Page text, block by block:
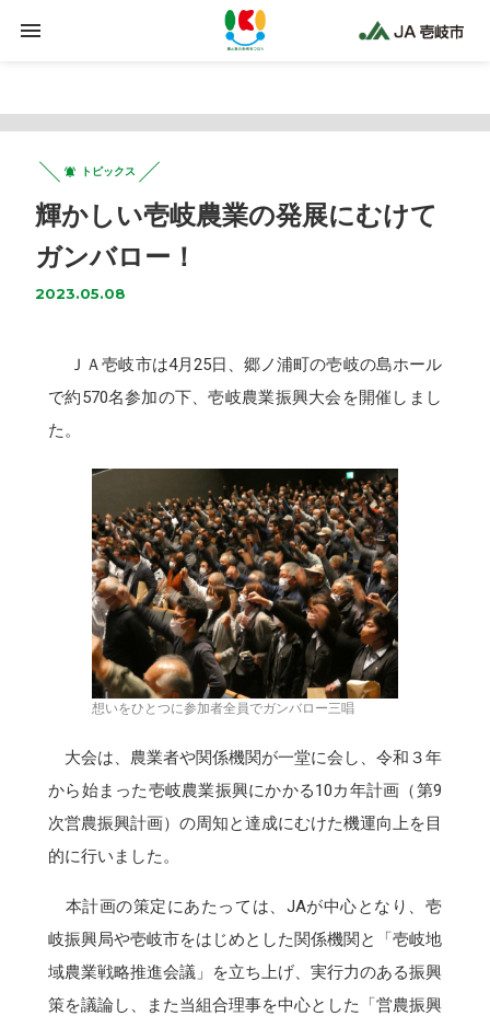
Warning : Trying to access array offset on false in /home/jaiki2021/ja-iki.jp/public_html/wp-
on line425
トピックス
輝かしい壱岐農業の発展にむけて
ガンバロー！
2023.05.08
ＪＡ壱岐市は4月25日、郷ノ浦町の壱岐の島ホール
で約570名参加の下、壱岐農業振興大会を開催しまし
た。
想いをひとつに参加者全員でガンバロー三唱
大会は、農業者や関係機関が一堂に会し、令和３年
から始まった壱岐農業振興にかかる10カ年計画（第9
次営農振興計画）の周知と達成にむけた機運向上を目
的に行いました。
本計画の策定にあたっては、JAが中心となり、壱
岐振興局や壱岐市をはじめとした関係機関と「壱岐地
域農業戦略推進会議」を立ち上げ、実行力のある振興
策を議論し、また当組合理事を中心とした「営農振興